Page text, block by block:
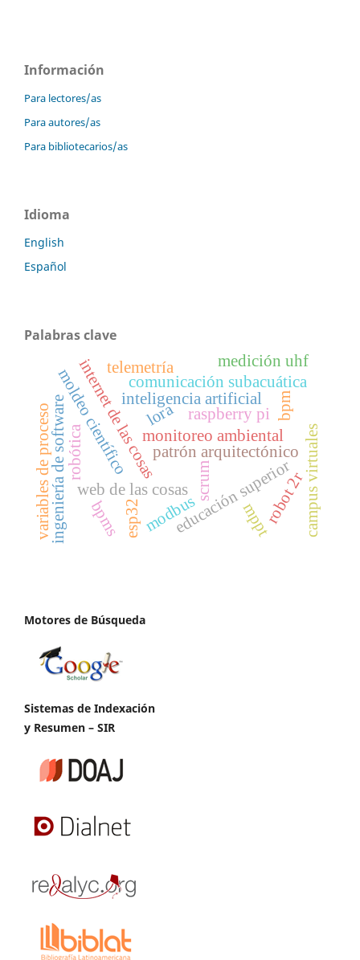
Información
Para lectores/as
Para autores/as
Para bibliotecarios/as
Idioma
English
Español
Palabras clave
internet de las cosaspatrón arquitectónico
web de las cosas
ingeniería de software inteligencia artificial
moldeo científico
variables de proceso campus virtuales
educación superior
comunicación subacuática
lora
monitoreo ambiental
telemetría
scrum robot 2r
raspberry pi
robótica
mppt
esp32modbus
bpm
bpms
medición uhf
Motores de Búsqueda
Sistemas de Indexación
y Resumen – SIR